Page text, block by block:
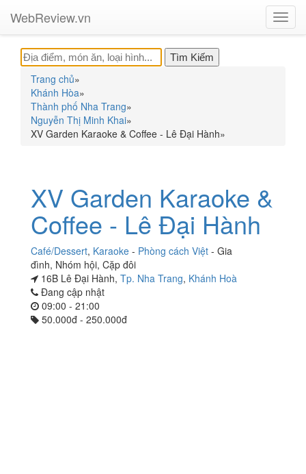
WebReview.vn
Trang chủ»
Khánh Hòa»
Thành phố Nha Trang»
Nguyễn Thị Minh Khai»
XV Garden Karaoke & Coffee - Lê Đại Hành»
XV Garden Karaoke &
Coffee - Lê Đại Hành
Café/Dessert, Karaoke - Phòng cách Việt - Gia
đình, Nhóm hội, Cặp đôi
16B Lê Đại Hành, Tp. Nha Trang, Khánh Hoà
Đang cập nhật
09:00 - 21:00
50.000đ - 250.000đ